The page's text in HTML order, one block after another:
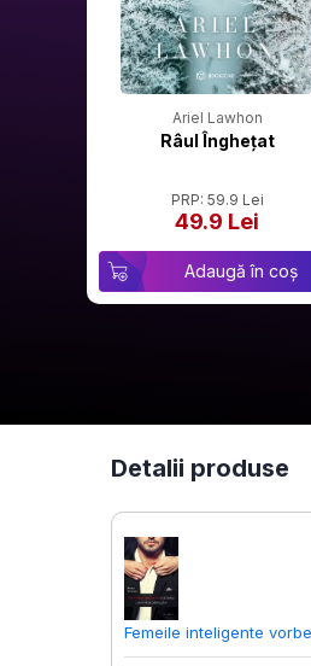
Ariel Lawhon
Râul Înghețat
PRP: 59.9 Lei
49.9 Lei
Adaugă în coș
Detalii produse
Femeile inteligente